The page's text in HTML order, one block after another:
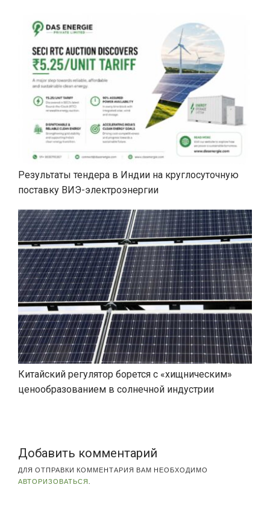
Результаты тендера в Индии на круглосуточную
поставку ВИЭ-электроэнергии
Китайский регулятор борется с «хищническим»
ценообразованием в солнечной индустрии
Добавить комментарий
ДЛЯ ОТПРАВКИ КОММЕНТАРИЯ ВАМ НЕОБХОДИМО
АВТОРИЗОВАТЬСЯ